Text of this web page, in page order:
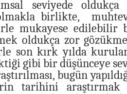
seviyede
birlikte,
mukayese edilebilir
oldukça zor
son kırk yılda
gibi bir düşünceye
bugün
tarihini araştırmak